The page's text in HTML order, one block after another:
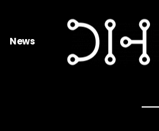
News